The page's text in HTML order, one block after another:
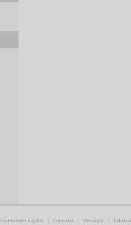
Condiciones Legales Contactar Descargas